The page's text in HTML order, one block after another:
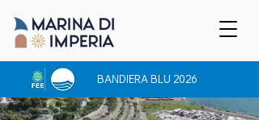
BANDIERA BLU 2026